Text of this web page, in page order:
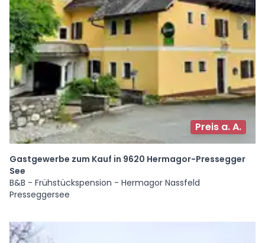
Preis a. A.
Gastgewerbe zum Kauf in 9620 Hermagor-Pressegger
See
B&B - Frühstückspension - Hermagor Nassfeld
Presseggersee